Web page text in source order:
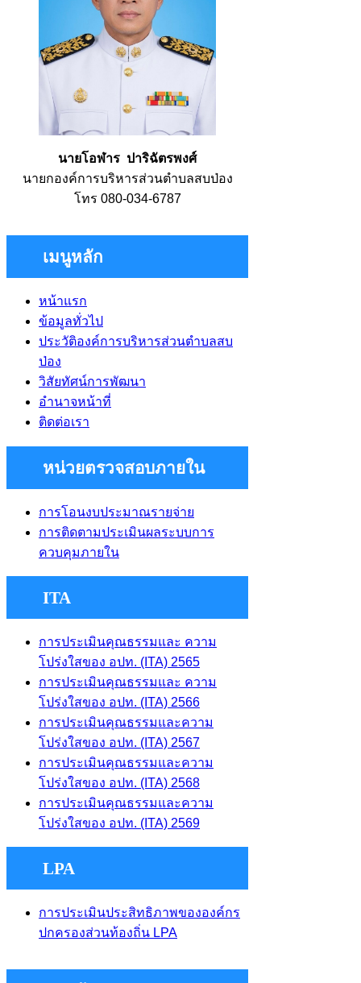
นายโอฬาร ปาริฉัตรพงศ์
นายกองค์การบริหารส่วนตำบลสบป่อง
โทร 080-034-6787
เมนูหลัก
หน้าแรก
ข้อมูลทั่วไป
ประวัติองค์การบริหารส่วนตำบลสบ
ป่อง
วิสัยทัศน์การพัฒนา
อำนาจหน้าที่
ติดต่อเรา
หน่วยตรวจสอบภายใน
การโอนงบประมาณรายจ่าย
การติดตามประเมินผลระบบการ
ควบคุมภายใน
ITA
การประเมินคุณธรรมและ ความ
โปร่งใสของ อปท. (ITA) 2565
การประเมินคุณธรรมและ ความ
โปร่งใสของ อปท. (ITA) 2566
การประเมินคุณธรรมและความ
โปร่งใสของ อปท. (ITA) 2567
การประเมินคุณธรรมและความ
โปร่งใสของ อปท. (ITA) 2568
การประเมินคุณธรรมและความ
โปร่งใสของ อปท. (ITA) 2569
LPA
การประเมินประสิทธิภาพขององค์กร
ปกครองส่วนท้องถิ่น LPA